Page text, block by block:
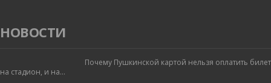
НОВОСТИ
Почему Пушкинской картой нельзя оплатить билет
на стадион, и на...